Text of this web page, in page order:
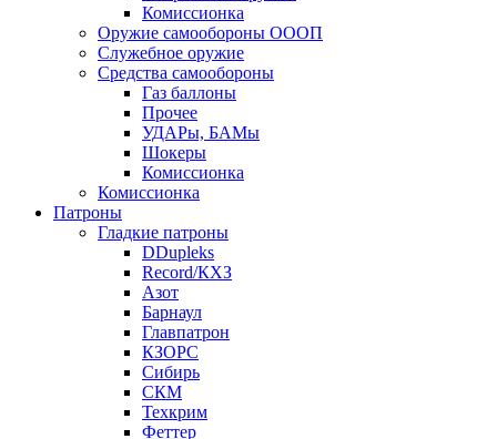
Комиссионка
Оружие самообороны ОООП
Служебное оружие
Средства самообороны
Газ баллоны
Прочее
УДАРы, БАМы
Шокеры
Комиссионка
Комиссионка
Патроны
Гладкие патроны
DDupleks
Record/КХЗ
Азот
Барнаул
Главпатрон
КЗОРС
Сибирь
СКМ
Техкрим
Феттер